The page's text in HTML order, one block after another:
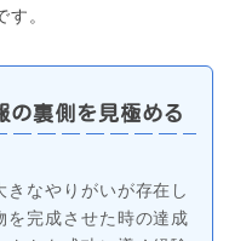
す。
の裏側を見極める
きなやりがいが存在し
を完成させた時の達成